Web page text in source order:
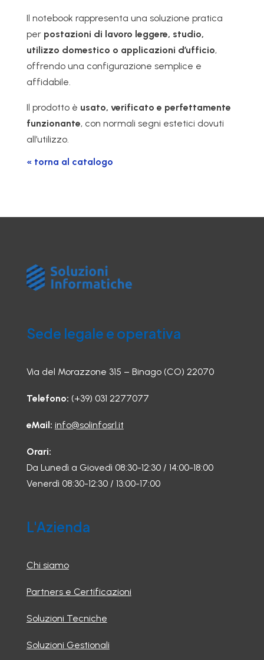
Il notebook rappresenta una soluzione pratica
per postazioni di lavoro leggere, studio,
utilizzo domestico o applicazioni d’ufficio,
offrendo una configurazione semplice e
affidabile.
Il prodotto è usato, verificato e perfettamente
funzionante, con normali segni estetici dovuti
all’utilizzo.
« torna al catalogo
Sede legale e operativa
Via del Morazzone 315 – Binago (CO) 22070
Telefono: (+39) 031 2277077
eMail: info@solinfosrl.it
Orari:
Da Lunedì a Giovedì 08:30-12:30 / 14:00-18:00
Venerdì 08:30-12:30 / 13:00-17:00
L'Azienda
Chi siamo
Partners e Certificazioni
Soluzioni Tecniche
Soluzioni Gestionali